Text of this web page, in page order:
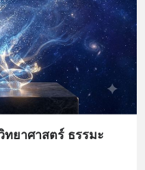
ทยาศาสตร์ ธรรมะ